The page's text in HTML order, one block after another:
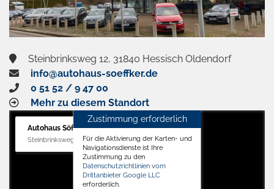
Steinbrinksweg 12, 31840 Hessisch Oldendorf
info@autohaus-soeffker.de
0 51 52 / 9 47 00
Mehr zu diesem Standort
Autohaus Söffker GmbH
Steinbrinksweg 12, 31840 Hessisch Oldendorf
Zustimmung erforderlich
Für die Aktivierung der Karten- und
Navigationsdienste ist Ihre
Zustimmung zu den
Datenschutzrichtlinien vom
Drittanbieter Google LLC
erforderlich.